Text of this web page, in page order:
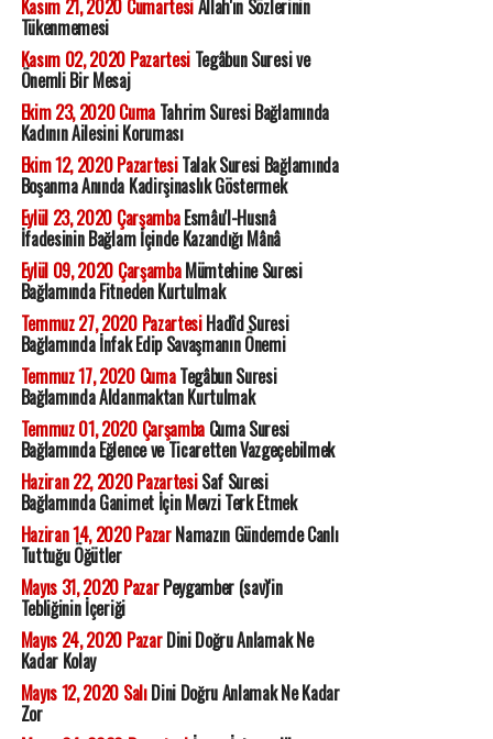
Kasım 21, 2020 CumartesiAllah'ın Sözlerinin
Tükenmemesi
Kasım 02, 2020 PazartesiTegâbun Suresi ve
Önemli Bir Mesaj
Ekim 23, 2020 CumaTahrim Suresi Bağlamında
Kadının Ailesini Koruması
Ekim 12, 2020 PazartesiTalak Suresi Bağlamında
Boşanma Anında Kadirşinaslık Göstermek
Eylül 23, 2020 ÇarşambaEsmâu'l-Husnâ
İfadesinin Bağlam İçinde Kazandığı Mânâ
Eylül 09, 2020 ÇarşambaMümtehine Suresi
Bağlamında Fitneden Kurtulmak
Temmuz 27, 2020 PazartesiHadîd Suresi
Bağlamında İnfak Edip Savaşmanın Önemi
Temmuz 17, 2020 CumaTegâbun Suresi
Bağlamında Aldanmaktan Kurtulmak
Temmuz 01, 2020 ÇarşambaCuma Suresi
Bağlamında Eğlence ve Ticaretten Vazgeçebilmek
Haziran 22, 2020 PazartesiSaf Suresi
Bağlamında Ganimet İçin Mevzi Terk Etmek
Haziran 14, 2020 PazarNamazın Gündemde Canlı
Tuttuğu Öğütler
Mayıs 31, 2020 PazarPeygamber (sav)'in
Tebliğinin İçeriği
Mayıs 24, 2020 PazarDini Doğru Anlamak Ne
Kadar Kolay
Mayıs 12, 2020 SalıDini Doğru Anlamak Ne Kadar
Zor